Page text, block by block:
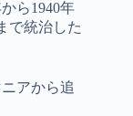
ら1940年
で統治した
アから追